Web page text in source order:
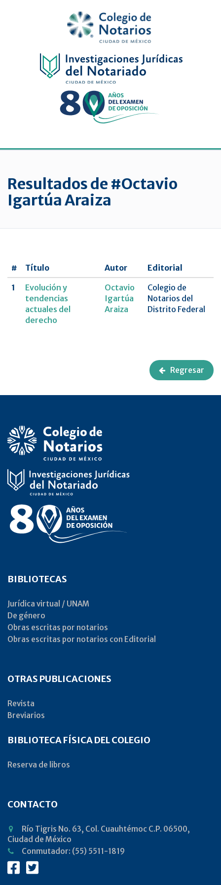
Jurídica
virtual
de
UNAM
CNCDMX,Nueva
época
Resultados de #Octavio
Igartúa Araiza
# Título Autor
Editorial
1
Evolución y
tendencias
actuales del
derecho
Octavio
Igartúa
Araiza
Colegio de
Notarios del
Distrito Federal
Regresar
BIBLIOTECAS
Jurídica virtual / UNAM
De género
Obras escritas por notarios
Obras escritas por notarios con Editorial
OTRAS PUBLICACIONES
Revista
Breviarios
BIBLIOTECA FÍSICA DEL COLEGIO
Reserva de libros
CONTACTO
Río Tigris No. 63, Col. Cuauhtémoc C.P. 06500,
Ciudad de México
Conmutador: (55) 5511-1819